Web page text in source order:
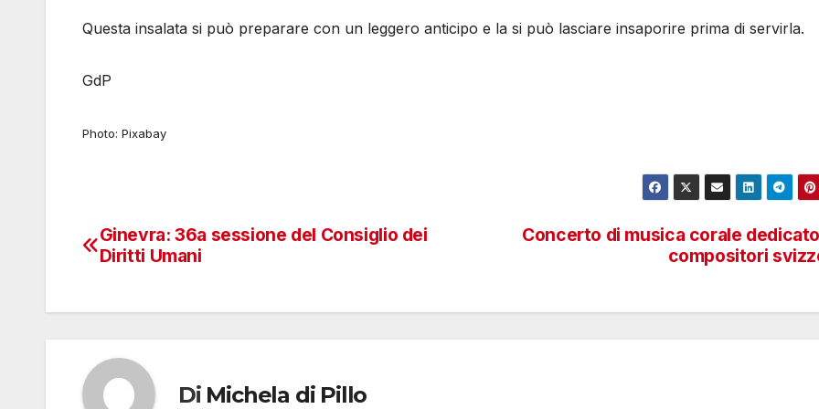
Questa insalata si può preparare con un leggero anticipo e la si può lasciare insaporire prima di servirla.
GdP
Photo: Pixabay
Navigazione
Concerto di musica corale
compositori
Ginevra: 36a sessione del Consiglio dei
Diritti Umani
Di Michela di Pillo